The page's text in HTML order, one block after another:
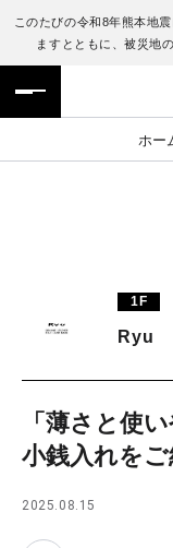
このたびの令和8年熊本地
ますとともに、被災地
ホー
フロアガイド
施設案内・アク
TAX FREE
JP
ENGLISH
繁体字
日本語
1F
Ryu
「薄さと使
小銭入れをご
2025.08.15